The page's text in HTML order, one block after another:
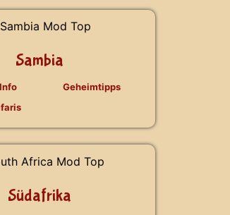
Sambia
Geheimtipps
Südafrika